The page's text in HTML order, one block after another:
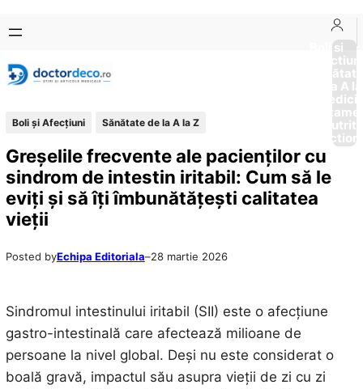
conținut
content
Boli si
Afectiuni
Sănătate
de la A
Boli și Afecțiuni Sănătate de la A la Z
Greșelile frecvente ale pacienților cu
sindrom de intestin iritabil: Cum să le
eviți și să îți îmbunătățești calitatea
vieții
Posted byEchipa Editoriala–28 martie 2026
Sindromul intestinului iritabil (SII) este o afecțiune
gastro-intestinală care afectează milioane de
persoane la nivel global. Deși nu este considerat o
boală gravă, impactul său asupra vieții de zi cu zi